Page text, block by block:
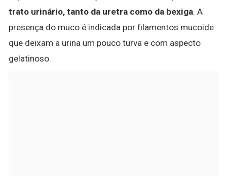
trato urinário, tanto da uretra como da bexiga. A
presença do muco é indicada por filamentos mucoide
que deixam a urina um pouco turva e com aspecto
gelatinoso.